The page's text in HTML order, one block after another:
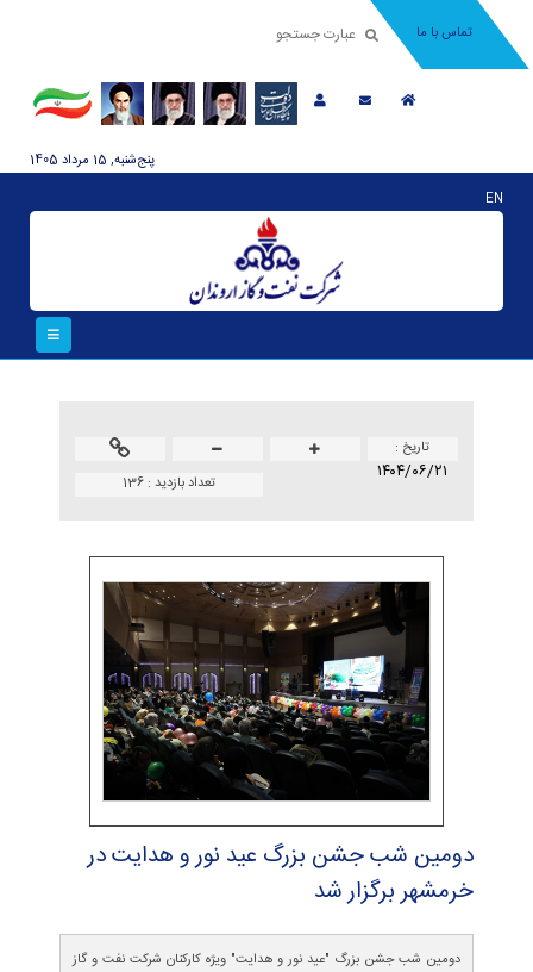
تماس با ما
پنج‌شنبه, 15 مرداد 1405
EN
تاريخ :
۱۴۰۴/۰۶/۲۱ تعداد بازدید :136
دومین شب جشن بزرگ عید نور و هدایت در
خرمشهر برگزار شد
دومین شب جشن بزرگ "عید نور و هدایت" ویژه کارکنان شرکت نفت و گاز